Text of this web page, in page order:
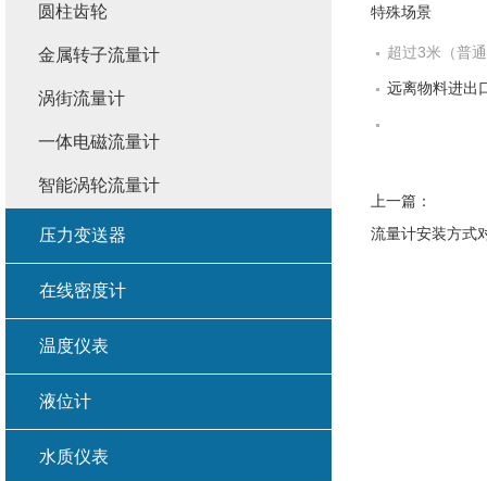
特殊场景
超过3米（普
远离物料进出
上一篇：
流量计安装方式
圆柱齿轮
金属转子流量计
涡街流量计
一体电磁流量计
智能涡轮流量计
压力变送器
在线密度计
温度仪表
液位计
水质仪表